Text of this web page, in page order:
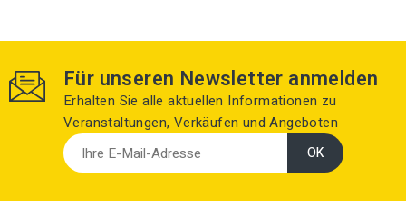
Für unseren Newsletter anmelden
Erhalten Sie alle aktuellen Informationen zu
Veranstaltungen, Verkäufen und Angeboten